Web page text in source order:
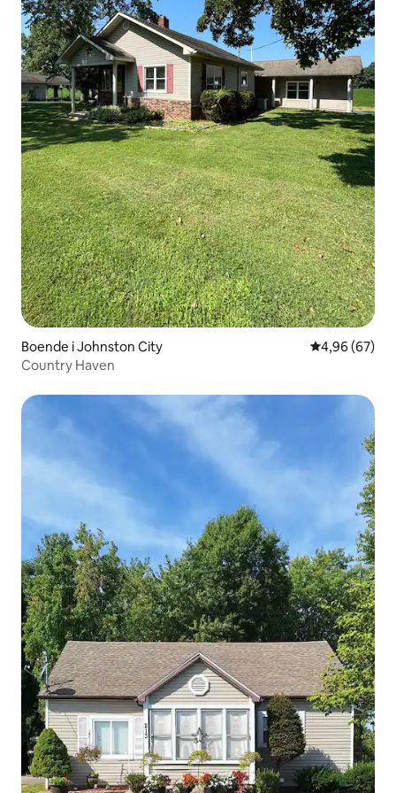
Boende i Johnston City 4,96 av 5 i
4,96 (67)
Country Haven